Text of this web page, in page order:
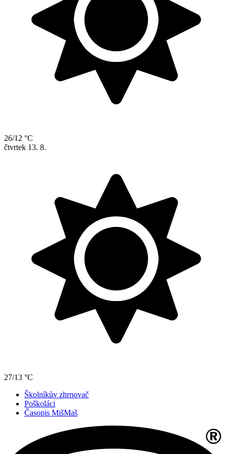
26/12 °C
čtvrtek 13. 8.
27/13 °C
Školníkův zhrnovač
Poškoláci
Časopis MišMaš